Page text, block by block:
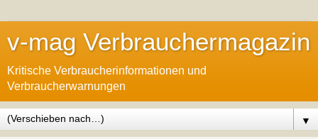
v-mag Verbrauchermagazin
Kritische Verbraucherinformationen und
Verbraucherwarnungen
▼